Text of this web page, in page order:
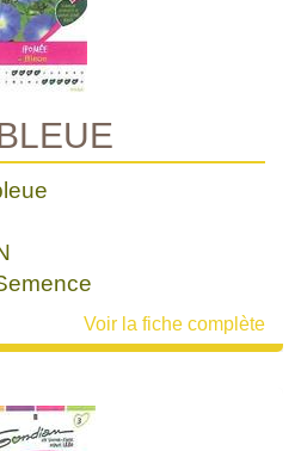
Voir la fiche complète